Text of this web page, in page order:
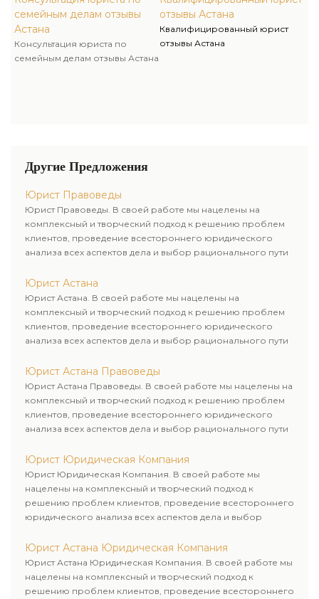
семейным делам отзывы
Астана
Консультация юриста по
семейным делам отзывы Астана
отзывы Астана
Квалифицированный юрист
отзывы Астана
Другие Предложения
Юрист Правоведы
Юрист Правоведы. В своей работе мы нацелены на
комплексный и творческий подход к решению проблем
клиентов, проведение всестороннего юридического
анализа всех аспектов дела и выбор рационального пути
Юрист Астана
Юрист Астана. В своей работе мы нацелены на
комплексный и творческий подход к решению проблем
клиентов, проведение всестороннего юридического
анализа всех аспектов дела и выбор рационального пути
Юрист Астана Правоведы
Юрист Астана Правоведы. В своей работе мы нацелены на
комплексный и творческий подход к решению проблем
клиентов, проведение всестороннего юридического
анализа всех аспектов дела и выбор рационального пути
Юрист Юридическая Компания
Юрист Юридическая Компания. В своей работе мы
нацелены на комплексный и творческий подход к
решению проблем клиентов, проведение всестороннего
юридического анализа всех аспектов дела и выбор
Юрист Астана Юридическая Компания
Юрист Астана Юридическая Компания. В своей работе мы
нацелены на комплексный и творческий подход к
решению проблем клиентов, проведение всестороннего